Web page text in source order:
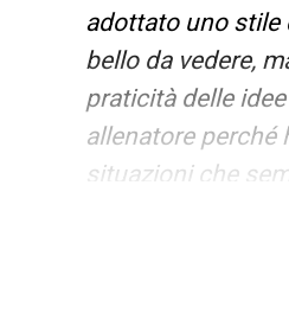
adottato uno stile
bello da vedere,
praticità delle
allenatore perché
situazioni che
Da giocatore ha